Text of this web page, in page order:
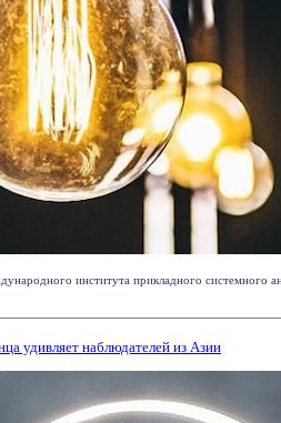
института прикладного системного
удивляет наблюдателей из Азии